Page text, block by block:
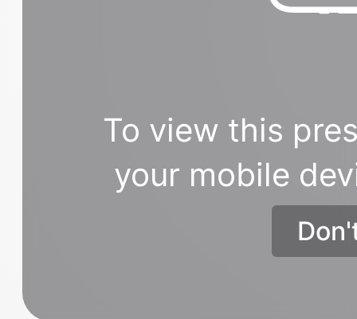
To view this
your mobile